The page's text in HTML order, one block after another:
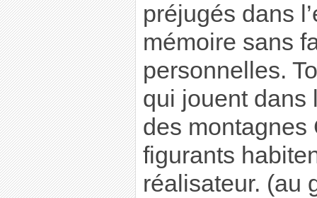
préjugés dans
mémoire sans
personnelles.
qui jouent dans
des montagnes
figurants
réalisateur. (au